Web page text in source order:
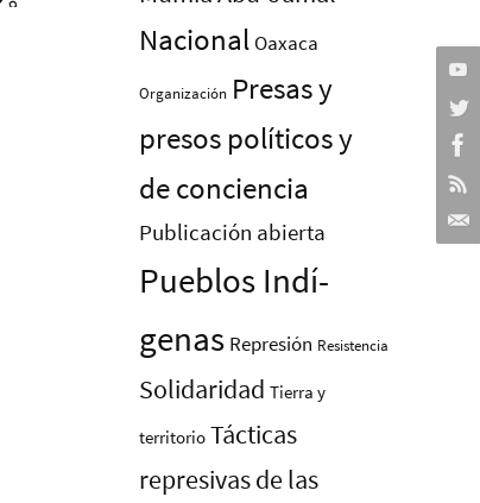
Nacional Oaxaca
Organización Presas y
presos polí­ticos y
de conciencia
Publicación abierta
Pueblos Indí­
genas Represión Resistencia
Solidaridad Tierra y
territorio Tácticas
represivas de las